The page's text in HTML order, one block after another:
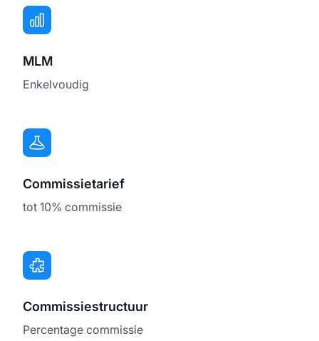
MLM
Enkelvoudig
Commissietarief
tot 10% commissie
Commissiestructuur
Percentage commissie